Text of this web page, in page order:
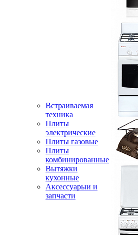
Встраиваемая
техника
Плиты
электрические
Плиты газовые
Плиты
комбинированные
Вытяжки
кухонные
Аксессуарыи и
запчасти